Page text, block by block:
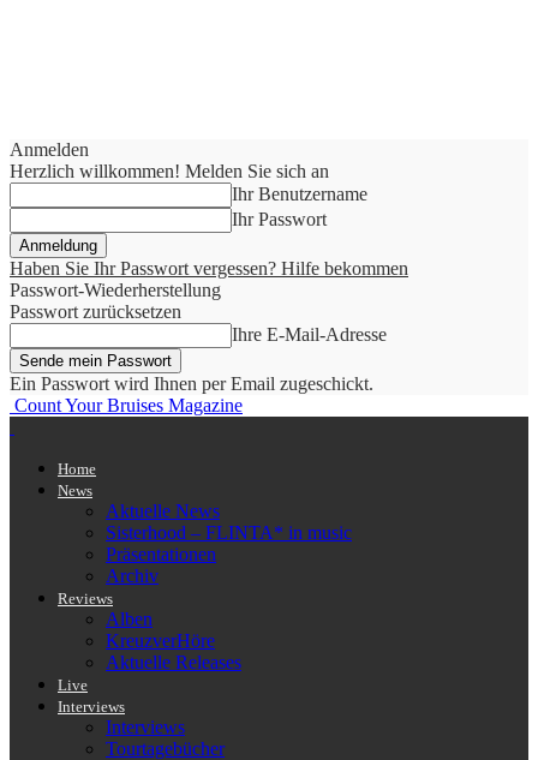
Anmelden
Herzlich willkommen! Melden Sie sich an
Ihr Benutzername
Ihr Passwort
Haben Sie Ihr Passwort vergessen? Hilfe bekommen
Passwort-Wiederherstellung
Passwort zurücksetzen
Ihre E-Mail-Adresse
Ein Passwort wird Ihnen per Email zugeschickt.
Count Your Bruises Magazine
Home
News
Aktuelle News
Sisterhood – FLINTA* in music
Präsentationen
Archiv
Reviews
Alben
KreuzverHöre
Aktuelle Releases
Live
Interviews
Interviews
Tourtagebücher